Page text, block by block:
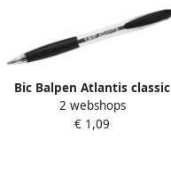
Bic Balpen Atlantis classic
grip clic medium zwart
2 webshops
€ 1,09